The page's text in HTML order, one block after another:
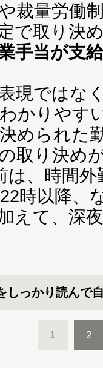
裁量労働
で取り決
手当が支
現ではな
かりやす
められた
取り決め
は、時間
時以降、
えて、深
しっかり読んで
1 2